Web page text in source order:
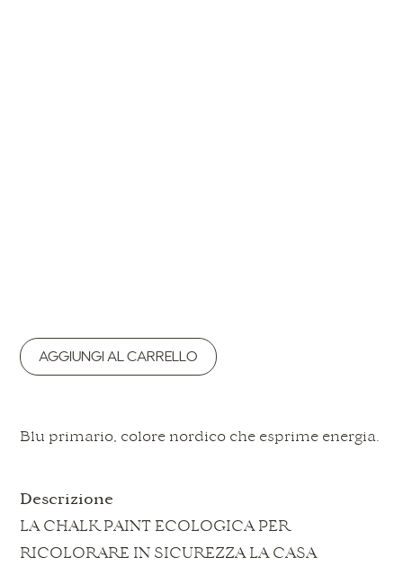
Blu primario, colore nordico che esprime energia.
AGGIUNGI AL CARRELLO
Descrizione
LA CHALK PAINT ECOLOGICA PER
RICOLORARE IN SICUREZZA LA CASA